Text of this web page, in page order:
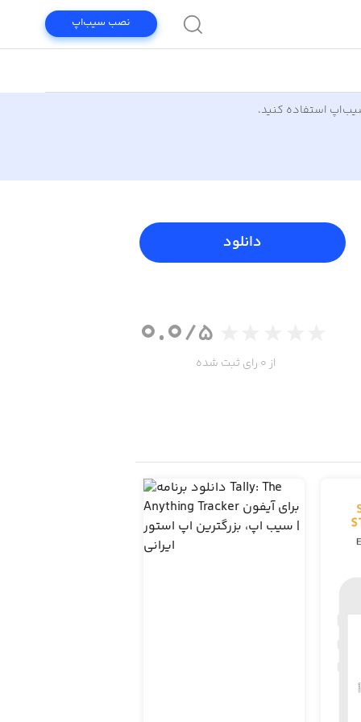
نصب سیب‌اپ
استفاده کنید.
دانلود
0.0/5
از 0 رای ثبت شده